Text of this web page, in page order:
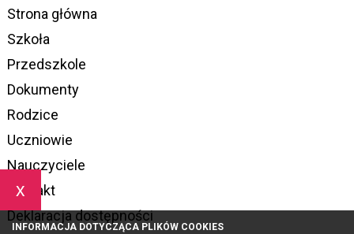
x
INFORMACJA DOTYCZĄCA PLIKÓW COOKIES
Strona główna
Szkoła
Przedszkole
Dokumenty
Rodzice
Uczniowie
Nauczyciele
Kontakt
Deklaracja dostępności